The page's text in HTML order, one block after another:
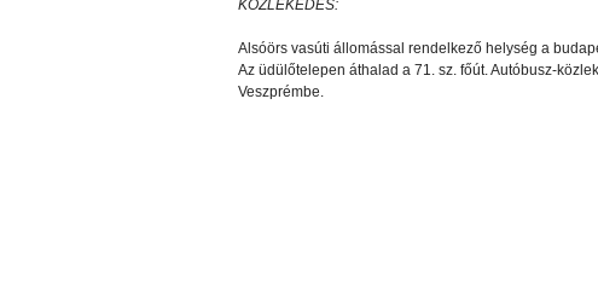
KÖZLEKEDÉS:
Alsóörs vasúti állomással rendelkező helység a
Az üdülőtelepen áthalad a 71. sz. főút. Autóbusz-
Veszprémbe.